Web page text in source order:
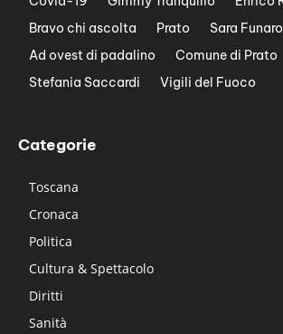
Bravo chi ascolta
Prato Sara Funaro
Ad ovest di padalino
Comune di Prato
Stefania Saccardi
Vigili del Fuoco
Categorie
Toscana
Cronaca
Politica
Cultura & Spettacolo
Diritti
Sanità